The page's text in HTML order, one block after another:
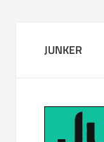
JUNKER